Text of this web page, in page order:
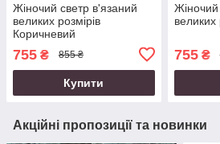
Жіночий светр в'язаний
великих розмірів
Коричневий
755 ₴ 855 ₴
Купити
Жіночий
великих
755₴
Акційні пропозиції та новинки